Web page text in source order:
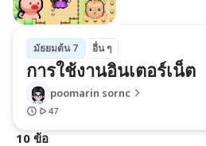
มัธยมต้น 7 อื่น ๆ
การใช้งานอินเตอร์เน็ต
poomarin sornc
47
10 ข้อ